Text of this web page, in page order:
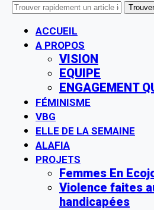
ACCUEIL
A PROPOS
VISION
EQUIPE
ENGAGEMENT
FÉMINISME
VBG
ELLE DE LA SEMAINE
ALAFIA
PROJETS
Femmes En
Violence faites
handicapées